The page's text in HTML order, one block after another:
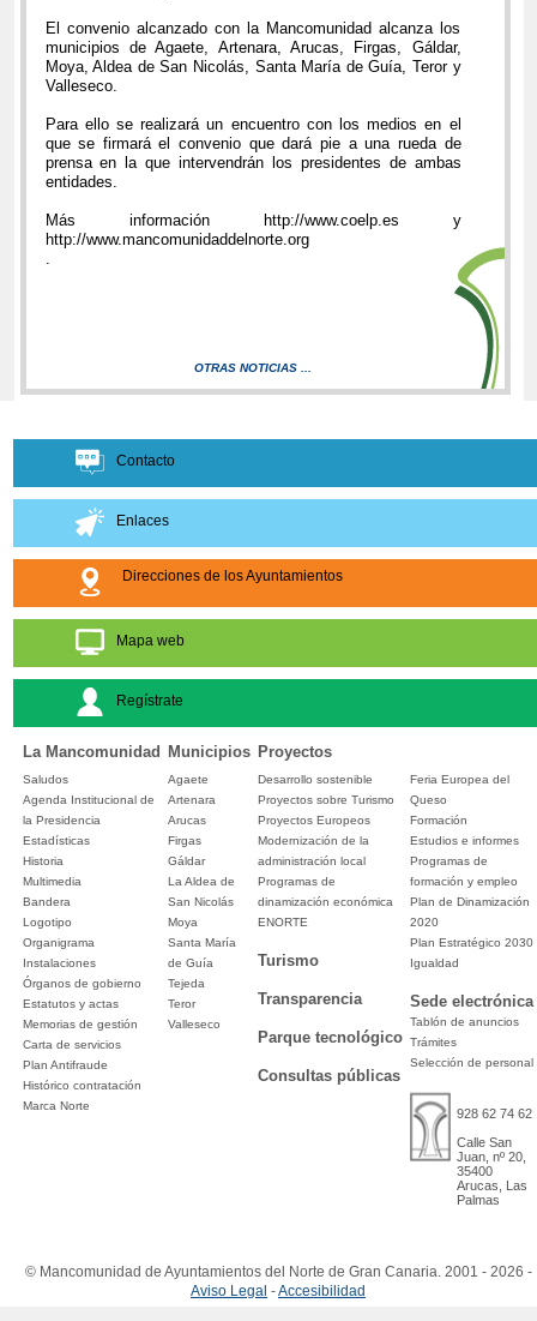
El convenio alcanzado con la Mancomunidad alcanza los
municipios de Agaete, Artenara, Arucas, Firgas, Gáldar,
Moya, Aldea de San Nicolás, Santa María de Guía, Teror y
Valleseco.
Para ello se realizará un encuentro con los medios en el
que se firmará el convenio que dará pie a una rueda de
prensa en la que intervendrán los presidentes de ambas
entidades.
Más información http://www.coelp.es y
http://www.mancomunidaddelnorte.org
.
OTRAS NOTICIAS ...
Contacto
Enlaces
Direcciones de los Ayuntamientos
Mapa web
Regístrate
La Mancomunidad Municipios Proyectos
Saludos
Agenda Institucional de
la Presidencia
Estadísticas
Historia
Multimedia
Bandera
Logotipo
Organigrama
Instalaciones
Órganos de gobierno
Estatutos y actas
Memorias de gestión
Carta de servicios
Plan Antifraude
Histórico contratación
Marca Norte
Agaete
Artenara
Arucas
Firgas
Gáldar
La Aldea de
San Nicolás
Moya
Santa María
de Guía
Tejeda
Teror
Valleseco
Desarrollo sostenible
Proyectos sobre Turismo
Proyectos Europeos
Modernización de la
administración local
Programas de
dinamización económica
ENORTE
Turismo
Transparencia
Parque tecnológico
Consultas públicas
Feria Europea del
Queso
Formación
Estudios e informes
Programas de
formación y empleo
Plan de Dinamización
2020
Plan Estratégico 2030
Igualdad
Sede electrónica
Tablón de anuncios
Trámites
Selección de personal
928 62 74 62
Calle San
Juan, nº 20,
35400
Arucas, Las
Palmas
© Mancomunidad de Ayuntamientos del Norte de Gran Canaria. 2001 - 2026 -
Aviso Legal -Accesibilidad